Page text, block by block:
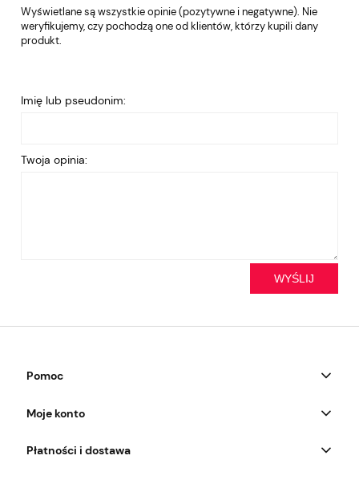
Wyświetlane są wszystkie opinie (pozytywne i negatywne). Nie
weryfikujemy, czy pochodzą one od klientów, którzy kupili dany
produkt.
Imię lub pseudonim:
Twoja opinia:
WYŚLIJ
Pomoc
Moje konto
Płatności i dostawa